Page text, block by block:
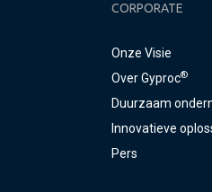
CORPORATE
Onze Visie
Over Gyproc®
Duurzaam
Innovatieve
Pers